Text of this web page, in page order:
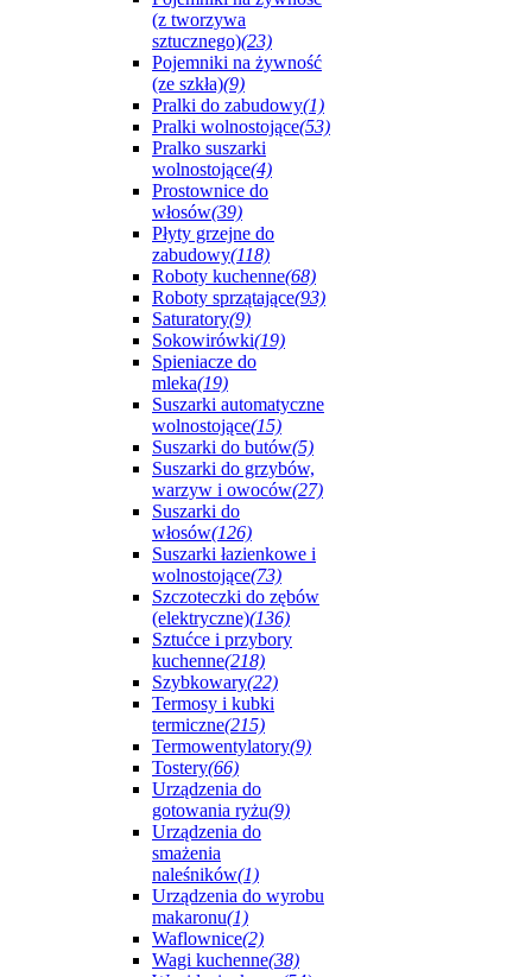
(z tworzywa
sztucznego)(23)
Pojemniki na żywność
(ze szkła)(9)
Pralki do zabudowy(1)
Pralki wolnostojące(53)
Pralko suszarki
wolnostojące(4)
Prostownice do
włosów(39)
Płyty grzejne do
zabudowy(118)
Roboty kuchenne(68)
Roboty sprzątające(93)
Saturatory(9)
Sokowirówki(19)
Spieniacze do
mleka(19)
Suszarki automatyczne
wolnostojące(15)
Suszarki do butów(5)
Suszarki do grzybów,
warzyw i owoców(27)
Suszarki do
włosów(126)
Suszarki łazienkowe i
wolnostojące(73)
Szczoteczki do zębów
(elektryczne)(136)
Sztućce i przybory
kuchenne(218)
Szybkowary(22)
Termosy i kubki
termiczne(215)
Termowentylatory(9)
Tostery(66)
Urządzenia do
gotowania ryżu(9)
Urządzenia do
smażenia
naleśników(1)
Urządzenia do wyrobu
makaronu(1)
Waflownice(2)
Wagi kuchenne(38)